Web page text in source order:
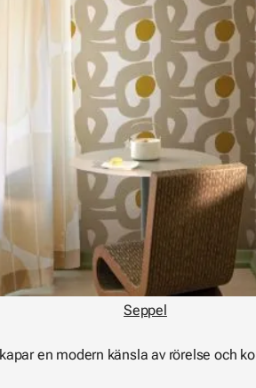
Seppel
en modern känsla av rörelse och